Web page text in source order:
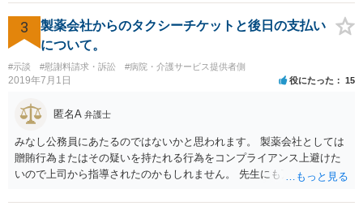
とで、損害の証明なくとも解決金という形で支払に応じてしまうケー
スがあるのでご注意ください。
3
製薬会社からのタクシーチケットと後日の支払い
について。
#示談 #慰謝料請求・訴訟 #病院・介護サービス提供者側
2019年7月1日 役にたった 15
匿名A 弁護士
みなし公務員にあたるのではないかと思われます。 製薬会社としては
贈賄行為またはその疑いを持たれる行為をコンプライアンス上避けた
いので上司から指導されたのかもしれません。 先生にも万一迷惑をか